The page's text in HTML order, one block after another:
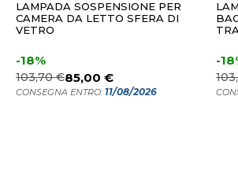
LAMPADA SOSPENSIONE PER
CAMERA DA LETTO SFERA DI
VETRO
-18%
103,70 €85,00 €
CONSEGNA ENTRO: 11/08/2026
-